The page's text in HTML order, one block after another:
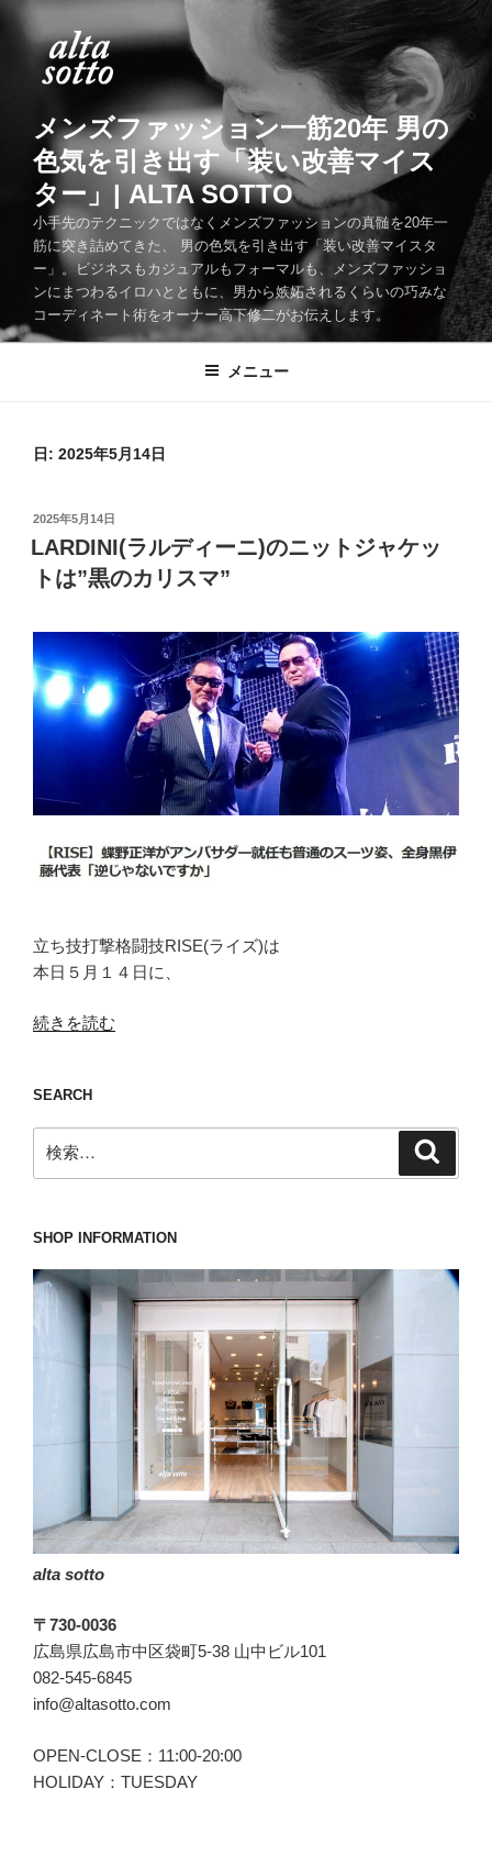
メンズファッション一筋20年 男の
色気を引き出す「装い改善マイス
ター」| ALTA SOTTO
小手先のテクニックではなくメンズファッションの真髄を20年一
筋に突き詰めてきた、 男の色気を引き出す「装い改善マイスタ
ー」。ビジネスもカジュアルもフォーマルも、メンズファッショ
ンにまつわるイロハとともに、男から嫉妬されるくらいの巧みな
コーディネート術をオーナー高下修二がお伝えします。
メニュー
日: 2025年5月14日
投
稿
日:
2025年5月14日
LARDINI(ラルディーニ)のニットジャケッ
トは”黒のカリスマ”
立ち技打撃格闘技RISE(ライズ)は
本日５月１４日に、
“LARDINI(ラ
ィ
ー
ニ)
の
ッ
ジ
ケ
ッ
は”黒
の
ス
マ””
の
続きを読む
SEARCH
索:
SHOP INFORMATION
alta sotto
〒730-0036
広島県広島市中区袋町5-38 山中ビル101
082-545-6845
info@altasotto.com
OPEN-CLOSE：11:00-20:00
HOLIDAY：TUESDAY